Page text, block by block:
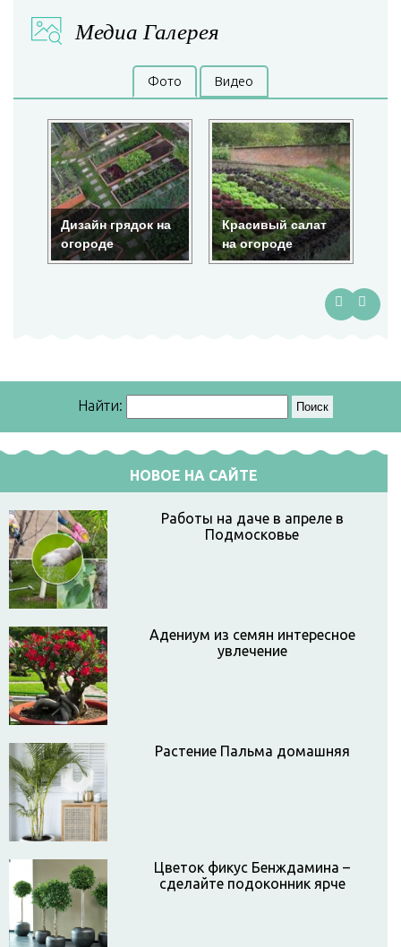
Медиа Галерея
Фото Видео
грядок на
Красивый салат
на огороде
Красота на
огороде
Найти:
НОВОЕ НА САЙТЕ
Работы на даче в апреле в
Подмосковье
Адениум из семян интересное
увлечение
Растение Пальма домашняя
Цветок фикус Бенждамина –
сделайте подоконник ярче